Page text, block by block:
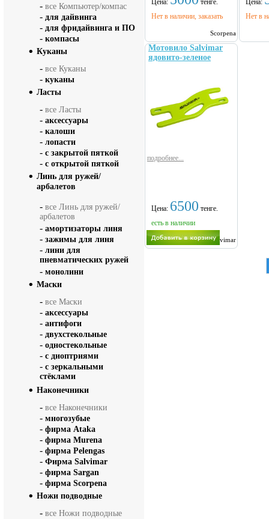
Scorpena
Цена:
тенге.
Нет в наличии, заказать
Цена:
Нет в
Мотовило Salvimar
ядовито-зеленое
подробнее...
Salvimar
Цена: 6500 тенге.
есть в наличии
- все Компьютер/компас
- для дайвинга
- для фридайвинга и ПО
- компасы
Куканы
- все Куканы
- куканы
Ласты
- все Ласты
- аксессуары
- калоши
- лопасти
- с закрытой пяткой
- с открытой пяткой
Линь для ружей/
арбалетов
- все Линь для ружей/
арбалетов
- амортизаторы линя
- зажимы для линя
- лини для
пневматических ружей
- монолини
Маски
- все Маски
- аксессуары
- антифоги
- двухстекольные
- одностекольные
- с диоптриями
- с зеркальными
стёклами
Наконечники
- все Наконечники
- многозубые
- фирма Ataka
- фирма Murena
- фирма Pelengas
- Фирма Salvimar
- фирма Sargan
- фирма Scorpena
Ножи подводные
- все Ножи подводные